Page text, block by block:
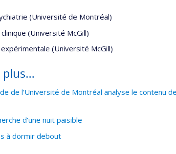
(Université de Montréal)
(Université McGill)
(Université McGill)
plus…
de l'Université de Montréal analyse le contenu
d'une nuit paisible
à dormir debout